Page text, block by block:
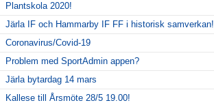
Plantskola 2020!
Järla IF och Hammarby IF FF i historisk samverkan!
Coronavirus/Covid-19
Problem med SportAdmin appen?
Järla bytardag 14 mars
Kallese till Årsmöte 28/5 19.00!